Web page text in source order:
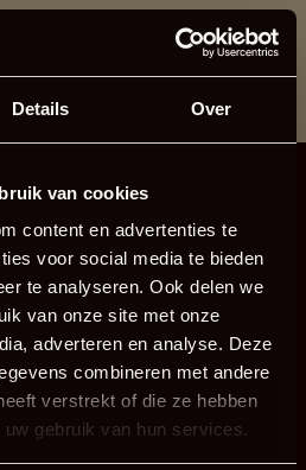
Details Over
van cookies
content en advertenties te
voor social media te bieden
te analyseren. Ook delen we
van onze site met onze
adverteren en analyse. Deze
combineren met andere
verstrekt of die ze hebben
gebruik van hun services.
under maintenance.
you can call us at +31
at info@forno.eu